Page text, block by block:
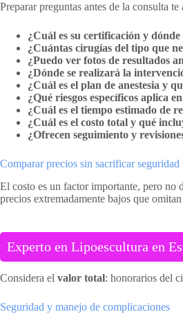
Preparar preguntas antes de la consulta
¿Cuál es su certificación y
¿Cuántas cirugías del tipo que
¿Puedo ver fotos de resultados
¿Dónde se realizará la
¿Cuál es el plan de anestesia y
¿Qué riesgos específicos aplica
¿Cuál es el tiempo estimado de
¿Cuál es el costo total y qué
¿Ofrecen seguimiento y
Comparar precios sin sacrificar seguridad
El costo es un factor importante, pero no
precios extremadamente bajos que
Experto en Lipoescultura en
Considera el valor total: honorarios del
Seguridad y manejo de complicaciones